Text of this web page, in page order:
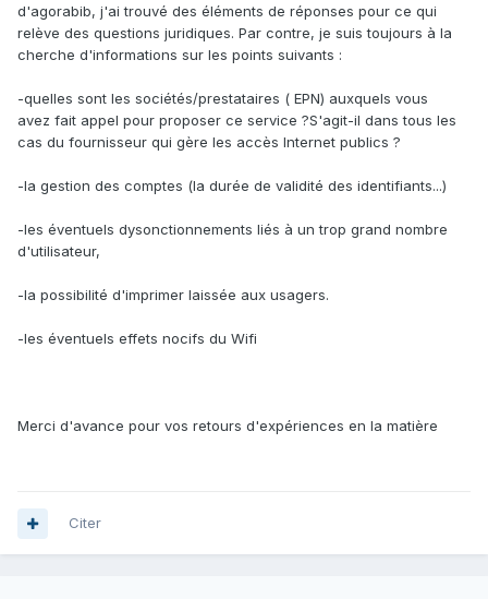
d'agorabib, j'ai trouvé des éléments de réponses pour ce qui
relève des questions juridiques. Par contre, je suis toujours à la
cherche d'informations sur les points suivants :
-quelles sont les sociétés/prestataires ( EPN) auxquels vous
avez fait appel pour proposer ce service ?S'agit-il dans tous les
cas du fournisseur qui gère les accès Internet publics ?
-la gestion des comptes (la durée de validité des identifiants...)
-les éventuels dysonctionnements liés à un trop grand nombre
d'utilisateur,
-la possibilité d'imprimer laissée aux usagers.
-les éventuels effets nocifs du Wifi
Merci d'avance pour vos retours d'expériences en la matière
Citer